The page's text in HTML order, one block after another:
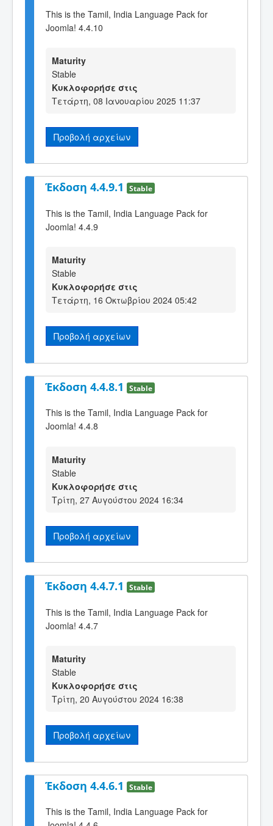
This is the Tamil, India Language Pack for
Joomla! 4.4.10
Maturity
Stable
Κυκλοφορήσε στις
Τετάρτη, 08 Ιανουαρίου 2025 11:37
Προβολή αρχείων
Έκδοση 4.4.9.1 Stable
This is the Tamil, India Language Pack for
Joomla! 4.4.9
Maturity
Stable
Κυκλοφορήσε στις
Τετάρτη, 16 Οκτωβρίου 2024 05:42
Προβολή αρχείων
Έκδοση 4.4.8.1 Stable
This is the Tamil, India Language Pack for
Joomla! 4.4.8
Maturity
Stable
Κυκλοφορήσε στις
Τρίτη, 27 Αυγούστου 2024 16:34
Προβολή αρχείων
Έκδοση 4.4.7.1 Stable
This is the Tamil, India Language Pack for
Joomla! 4.4.7
Maturity
Stable
Κυκλοφορήσε στις
Τρίτη, 20 Αυγούστου 2024 16:38
Προβολή αρχείων
Έκδοση 4.4.6.1 Stable
This is the Tamil, India Language Pack for